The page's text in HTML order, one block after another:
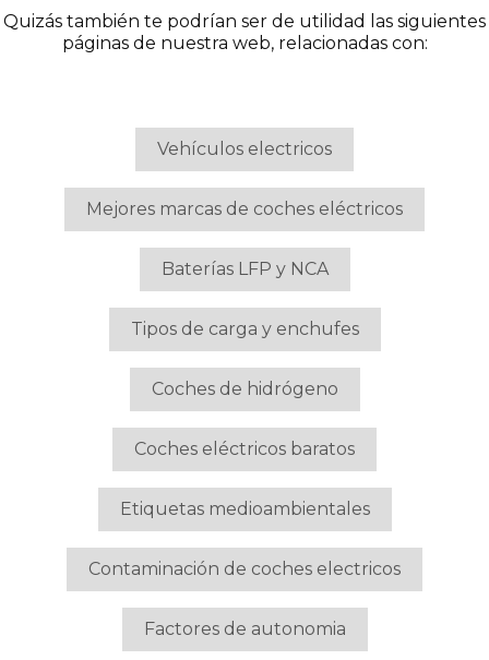
Quizás también te podrían ser de utilidad las siguientes
páginas de nuestra web, relacionadas con:
Vehículos electricos
Mejores marcas de coches eléctricos
Baterías LFP y NCA
Tipos de carga y enchufes
Coches de hidrógeno
Coches eléctricos baratos
Etiquetas medioambientales
Contaminación de coches electricos
Factores de autonomia